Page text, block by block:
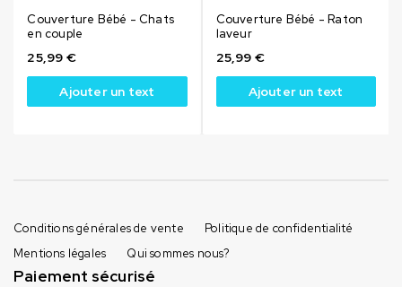
Couverture Bébé - Chats
en couple
25,99 €
Ajouter un text
Couverture Bébé - Raton
laveur
25,99 €
Ajouter un text
Conditions générales de vente
Politique de confidentialité
Mentions légales
Qui sommes nous?
Paiement sécurisé